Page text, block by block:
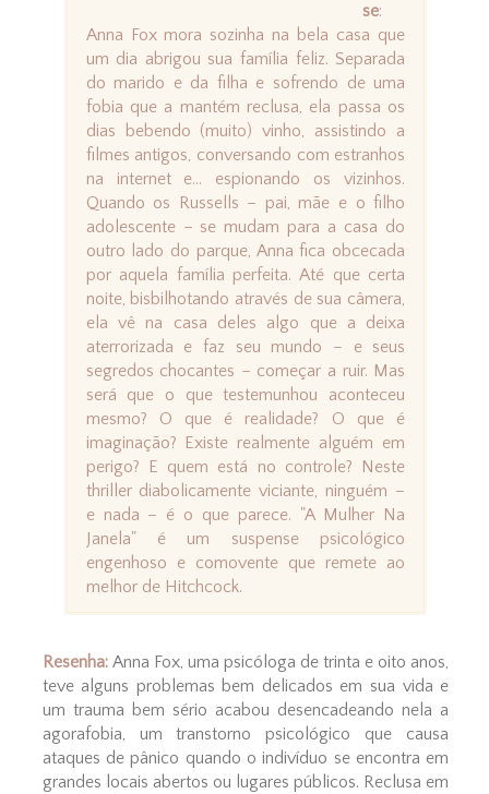
se:
Anna Fox mora sozinha na bela casa que
um dia abrigou sua família feliz. Separada
do marido e da filha e sofrendo de uma
fobia que a mantém reclusa, ela passa os
dias bebendo (muito) vinho, assistindo a
filmes antigos, conversando com estranhos
na internet e... espionando os vizinhos.
Quando os Russells – pai, mãe e o filho
adolescente – se mudam para a casa do
outro lado do parque, Anna fica obcecada
por aquela família perfeita. Até que certa
noite, bisbilhotando através de sua câmera,
ela vê na casa deles algo que a deixa
aterrorizada e faz seu mundo – e seus
segredos chocantes – começar a ruir. Mas
será que o que testemunhou aconteceu
mesmo? O que é realidade? O que é
imaginação? Existe realmente alguém em
perigo? E quem está no controle? Neste
thriller diabolicamente viciante, ninguém –
e nada – é o que parece. "A Mulher Na
Janela" é um suspense psicológico
engenhoso e comovente que remete ao
melhor de Hitchcock.
Resenha: Anna Fox, uma psicóloga de trinta e oito anos,
teve alguns problemas bem delicados em sua vida e
um trauma bem sério acabou desencadeando nela a
agorafobia, um transtorno psicológico que causa
ataques de pânico quando o indivíduo se encontra em
grandes locais abertos ou lugares públicos. Reclusa em